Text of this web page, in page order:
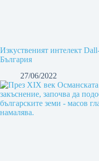
Изкуственият интелект
България
27/06/2022